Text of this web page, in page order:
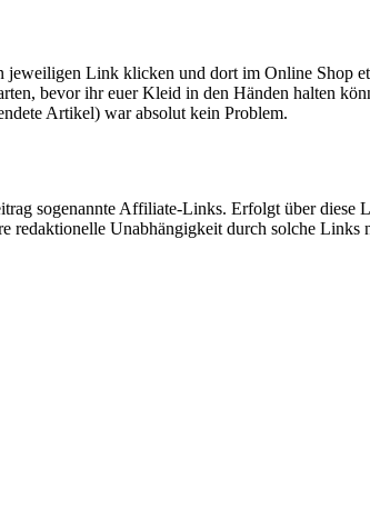
jeweiligen Link klicken und dort im Online Shop
bevor ihr euer Kleid in den Händen halten
Artikel) war absolut kein Problem.
sogenannte Affiliate-Links. Erfolgt über diese
redaktionelle Unabhängigkeit durch solche Links